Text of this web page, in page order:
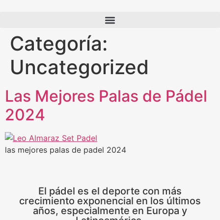
Categoría:
Uncategorized
Las Mejores Palas de Pádel
2024
las mejores palas de padel 2024
El pádel es el deporte con más
crecimiento exponencial en los últimos
años, especialmente en Europa y